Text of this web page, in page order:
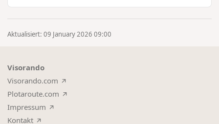
Aktualisiert: 09 January 2026 09:00
Visorando
Visorando.com
Plotaroute.com
Impressum
Kontakt